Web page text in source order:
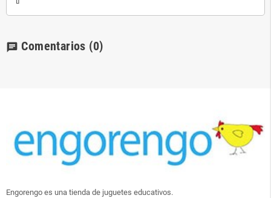
chat Comentarios (0)
Engorengo es una tienda de juguetes educativos.